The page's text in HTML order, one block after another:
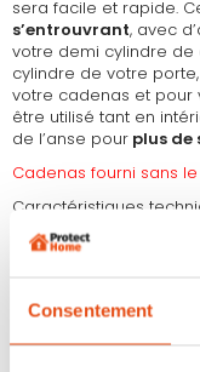
Consentement
sera facile et rapide.
s’entrouvrant, avec
votre demi cylindre de
cylindre de votre
votre cadenas et pour
être utilisé tant en
de l’anse pour plus de
Cadenas fourni sans
Caractéristiques
Fonction produit